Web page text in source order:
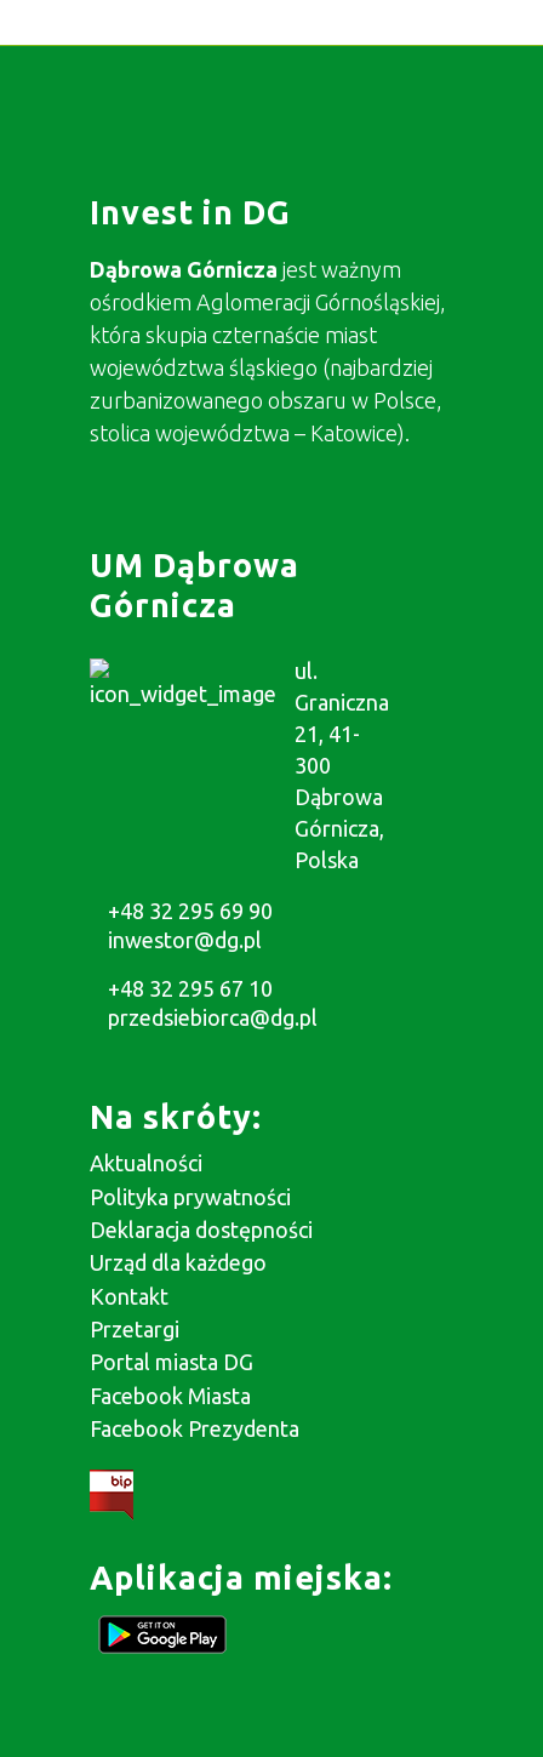
Invest in DG
Dąbrowa Górnicza jest ważnym
ośrodkiem Aglomeracji Górnośląskiej,
która skupia czternaście miast
województwa śląskiego (najbardziej
zurbanizowanego obszaru w Polsce,
stolica województwa – Katowice).
UM Dąbrowa
Górnicza
ul.
Graniczna
21, 41-
300
Dąbrowa
Górnicza,
Polska
+48 32 295 69 90
inwestor@dg.pl
+48 32 295 67 10
przedsiebiorca@dg.pl
Na skróty:
Aktualności
Polityka prywatności
Deklaracja dostępności
Urząd dla każdego
Kontakt
Przetargi
Portal miasta DG
Facebook Miasta
Facebook Prezydenta
Aplikacja miejska: